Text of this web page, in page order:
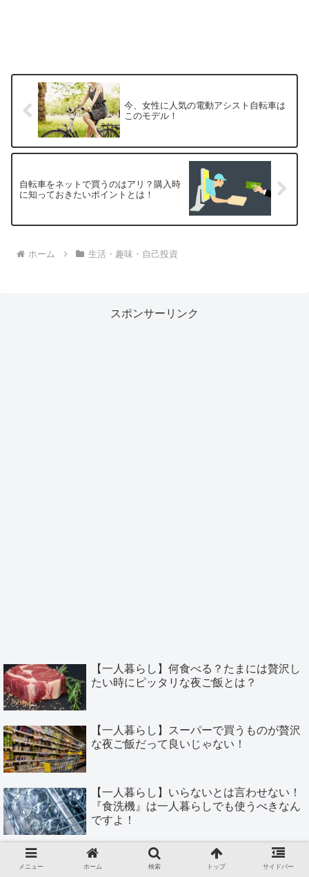
今、女性に人気の電動アシスト自転車は
このモデル！
自転車をネットで買うのはアリ？購入時
に知っておきたいポイントとは！
ホーム 生活・趣味・自己投資
スポンサーリンク
【一人暮らし】何食べる？たまには贅沢し
たい時にピッタリな夜ご飯とは？
【一人暮らし】スーパーで買うものが贅沢
な夜ご飯だって良いじゃない！
【一人暮らし】いらないとは言わせない！
『食洗機』は一人暮らしでも使うべきなん
ですよ！
【一人暮らし】靴を洗う場所に困って
る…。そんな時は靴の宅配クリーニングに
メニュー ホーム 検索 トップ サイドバー